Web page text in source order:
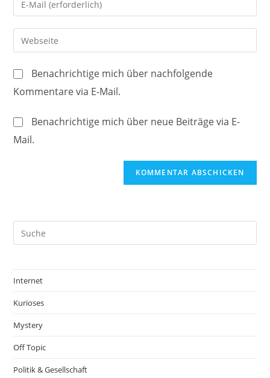
oder
Benutzernamen
zum
ein
deine
E-
Mail-
zum
Kommentieren
Gib
deine
Website-
URL
ein
Benachrichtige mich über nachfolgende
Kommentare via E-Mail.
Benachrichtige mich über neue Beiträge via E-
Mail.
Internet
Kurioses
Mystery
Off Topic
Politik & Gesellschaft